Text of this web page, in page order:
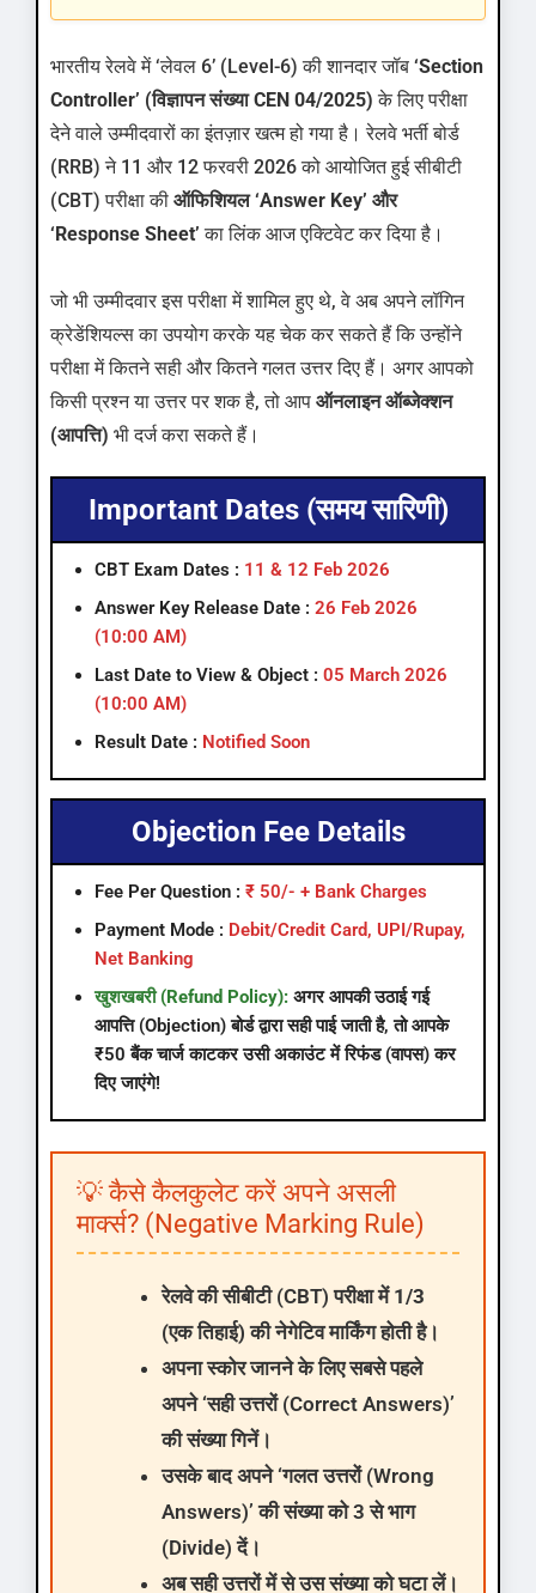
भारतीय रेलवे में ‘लेवल 6’ (Level-6) की शानदार जॉब ‘Section
Controller’ (विज्ञापन संख्या CEN 04/2025) के लिए परीक्षा
देने वाले उम्मीदवारों का इंतज़ार खत्म हो गया है। रेलवे भर्ती बोर्ड
(RRB) ने 11 और 12 फरवरी 2026 को आयोजित हुई सीबीटी
(CBT) परीक्षा की ऑफिशियल ‘Answer Key’ और
‘Response Sheet’ का लिंक आज एक्टिवेट कर दिया है।
जो भी उम्मीदवार इस परीक्षा में शामिल हुए थे, वे अब अपने लॉगिन
क्रेडेंशियल्स का उपयोग करके यह चेक कर सकते हैं कि उन्होंने
परीक्षा में कितने सही और कितने गलत उत्तर दिए हैं। अगर आपको
किसी प्रश्न या उत्तर पर शक है, तो आप ऑनलाइन ऑब्जेक्शन
(आपत्ति) भी दर्ज करा सकते हैं।
Important Dates (समय सारिणी)
CBT Exam Dates : 11 & 12 Feb 2026
Answer Key Release Date : 26 Feb 2026
(10:00 AM)
Last Date to View & Object : 05 March 2026
(10:00 AM)
Result Date : Notified Soon
Objection Fee Details
Fee Per Question : ₹ 50/- + Bank Charges
Payment Mode : Debit/Credit Card, UPI/Rupay,
Net Banking
खुशखबरी (Refund Policy): अगर आपकी उठाई गई
आपत्ति (Objection) बोर्ड द्वारा सही पाई जाती है, तो आपके
₹50 बैंक चार्ज काटकर उसी अकाउंट में रिफंड (वापस) कर
दिए जाएंगे!
💡 कैसे कैलकुलेट करें अपने असली
मार्क्स? (Negative Marking Rule)
रेलवे की सीबीटी (CBT) परीक्षा में 1/3
(एक तिहाई) की नेगेटिव मार्किंगहोती है।
अपना स्कोर जानने के लिए सबसे पहले
अपने ‘सही उत्तरों (Correct Answers)’
की संख्या गिनें।
उसके बाद अपने ‘गलत उत्तरों (Wrong
Answers)’ की संख्या को 3 से भाग
(Divide) दें।
अब सही उत्तरों में से उस संख्या को घटा लें।